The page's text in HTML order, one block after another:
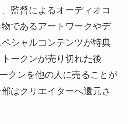
監督によるオーディオコ
であるアートワークやデ
シャルコンテンツが特典
ークンが売り切れた後
クンを他の人に売ることが
はクリエイターへ還元さ